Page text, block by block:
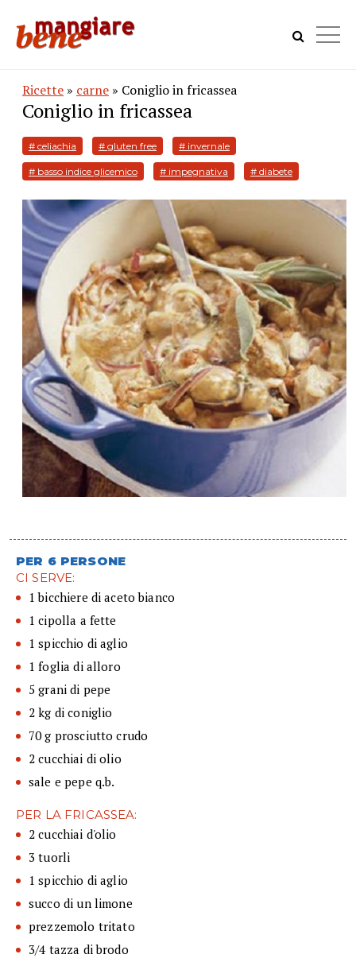
Ricette » carne » Coniglio in fricassea
Coniglio in fricassea
# celiachia # gluten free # invernale
# basso indice glicemico # impegnativa # diabete
PER 6 PERSONE
CI SERVE:
1 bicchiere di aceto bianco
1 cipolla a fette
1 spicchio di aglio
1 foglia di alloro
5 grani di pepe
2 kg di coniglio
70 g prosciutto crudo
2 cucchiai di olio
sale e pepe q.b.
PER LA FRICASSEA:
2 cucchiai d'olio
3 tuorli
1 spicchio di aglio
succo di un limone
prezzemolo tritato
3/4 tazza di brodo